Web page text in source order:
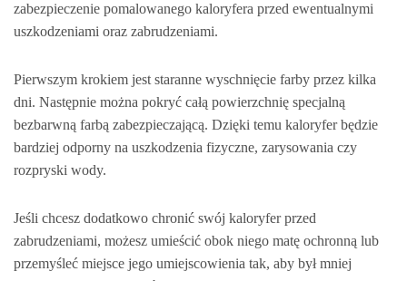
zabezpieczenie pomalowanego kaloryfera przed ewentualnymi
uszkodzeniami oraz zabrudzeniami.
Pierwszym krokiem jest staranne wyschnięcie farby przez kilka
dni. Następnie można pokryć całą powierzchnię specjalną
bezbarwną farbą zabezpieczającą. Dzięki temu kaloryfer będzie
bardziej odporny na uszkodzenia fizyczne, zarysowania czy
rozpryski wody.
Jeśli chcesz dodatkowo chronić swój kaloryfer przed
zabrudzeniami, możesz umieścić obok niego matę ochronną lub
przemyśleć miejsce jego umiejscowienia tak, aby był mniej